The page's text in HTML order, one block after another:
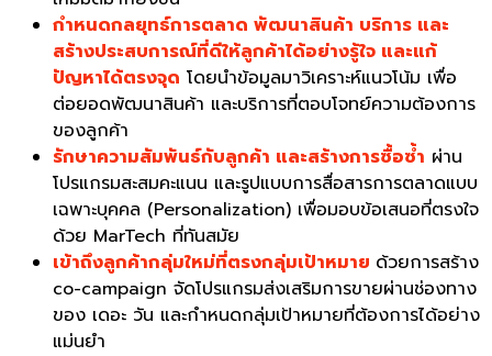
กำหนดกลยุทธ์การตลาด พัฒนาสินค้า บริการ และ
สร้างประสบการณ์ที่ดีให้ลูกค้าได้อย่างรู้ใจ และแก้
ปัญหาได้ตรงจุด โดยนำข้อมูลมาวิเคราะห์แนวโน้ม เพื่อ
ต่อยอดพัฒนาสินค้า และบริการที่ตอบโจทย์ความต้องการ
ของลูกค้า
รักษาความสัมพันธ์กับลูกค้า และสร้างการซื้อซ้ำ ผ่าน
โปรแกรมสะสมคะแนน และรูปแบบการสื่อสารการตลาดแบบ
เฉพาะบุคคล (Personalization) เพื่อมอบข้อเสนอที่ตรงใจ
ด้วย MarTech ที่ทันสมัย
เข้าถึงลูกค้ากลุ่มใหม่ที่ตรงกลุ่มเป้าหมาย ด้วยการสร้าง
co-campaign จัดโปรแกรมส่งเสริมการขายผ่านช่องทาง
ของ เดอะ วัน และกำหนดกลุ่มเป้าหมายที่ต้องการได้อย่าง
แม่นยำ